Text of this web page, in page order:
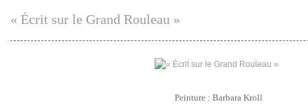
« Écrit sur le Grand Rouleau »
Peinture : Barbara Kroll